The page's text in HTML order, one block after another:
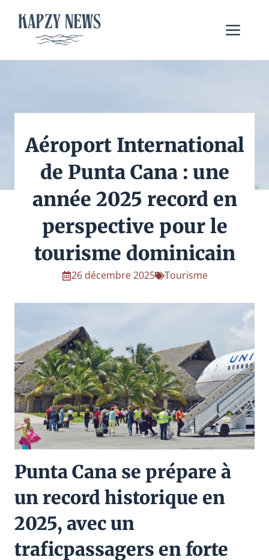
contenu
Aéroport International
de Punta Cana : une
année 2025 record en
perspective pour le
tourisme dominicain
26 décembre 2025 Tourisme
Punta Cana se prépare à
un record historique en
2025, avec un
traficpassagers en forte